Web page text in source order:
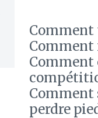
Comment
Comment
Comment
Comment
perdre